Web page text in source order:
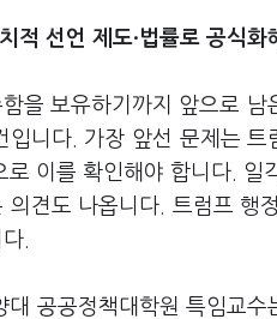
적 선언 제도·법률로 공식화
을 보유하기까지 앞으로
입니다. 가장 앞선 문제는
로 이를 확인해야 합니다.
의견도 나옵니다. 트럼프 행
.
대 공공정책대학원 특임교